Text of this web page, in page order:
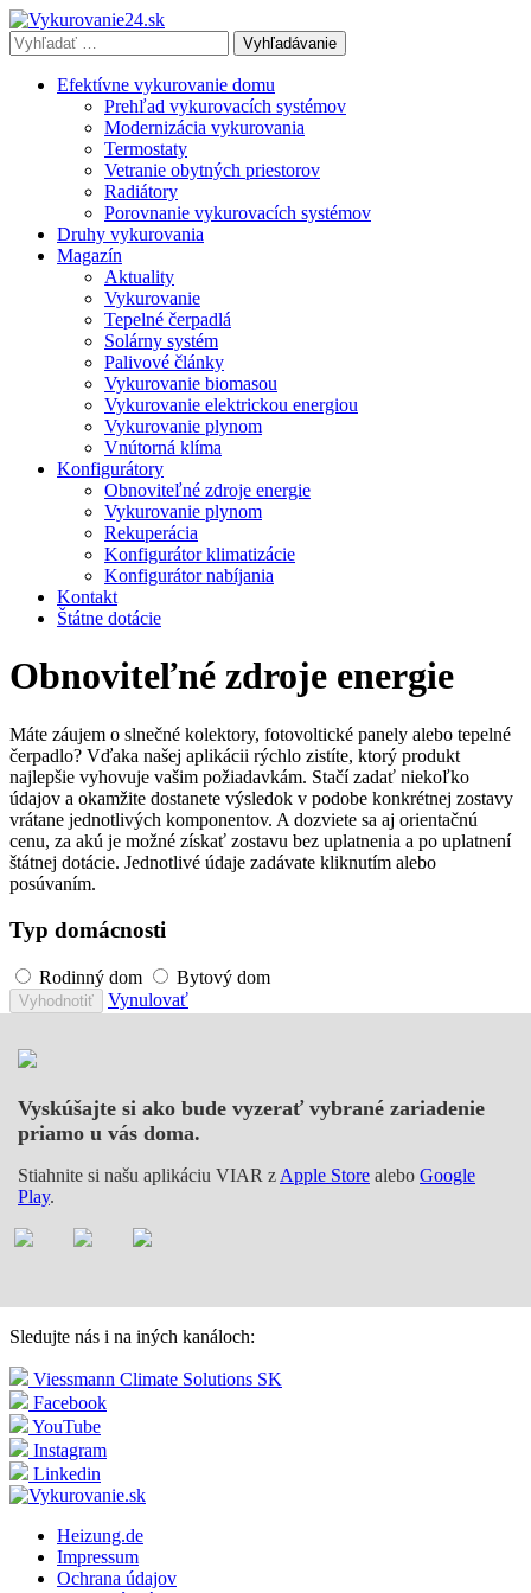
Vyhľadávať
výraz:
Efektívne vykurovanie domu
Prehľad vykurovacích systémov
Modernizácia vykurovania
Termostaty
Vetranie obytných priestorov
Radiátory
Porovnanie vykurovacích systémov
Druhy vykurovania
Magazín
Aktuality
Vykurovanie
Tepelné čerpadlá
Solárny systém
Palivové články
Vykurovanie biomasou
Vykurovanie elektrickou energiou
Vykurovanie plynom
Vnútorná klíma
Konfigurátory
Obnoviteľné zdroje energie
Vykurovanie plynom
Rekuperácia
Konfigurátor klimatizácie
Konfigurátor nabíjania
Kontakt
Štátne dotácie
Obnoviteľné zdroje energie
Máte záujem o slnečné kolektory, fotovoltické panely alebo tepelné
čerpadlo? Vďaka našej aplikácii rýchlo zistíte, ktorý produkt
najlepšie vyhovuje vašim požiadavkám. Stačí zadať niekoľko
údajov a okamžite dostanete výsledok v podobe konkrétnej zostavy
vrátane jednotlivých komponentov. A dozviete sa aj orientačnú
cenu, za akú je možné získať zostavu bez uplatnenia a po uplatnení
štátnej dotácie. Jednotlivé údaje zadávate kliknutím alebo
posúvaním.
Typ domácnosti
Rodinný dom Bytový dom
Vyhodnotiť Vynulovať
Vyskúšajte si ako bude vyzerať vybrané zariadenie
priamo u vás doma.
Stiahnite si našu aplikáciu VIAR z Apple Store alebo Google
Play.
Sledujte nás i na iných kanáloch:
Viessmann Climate Solutions SK
Facebook
YouTube
Instagram
Linkedin
Heizung.de
Impressum
Ochrana údajov